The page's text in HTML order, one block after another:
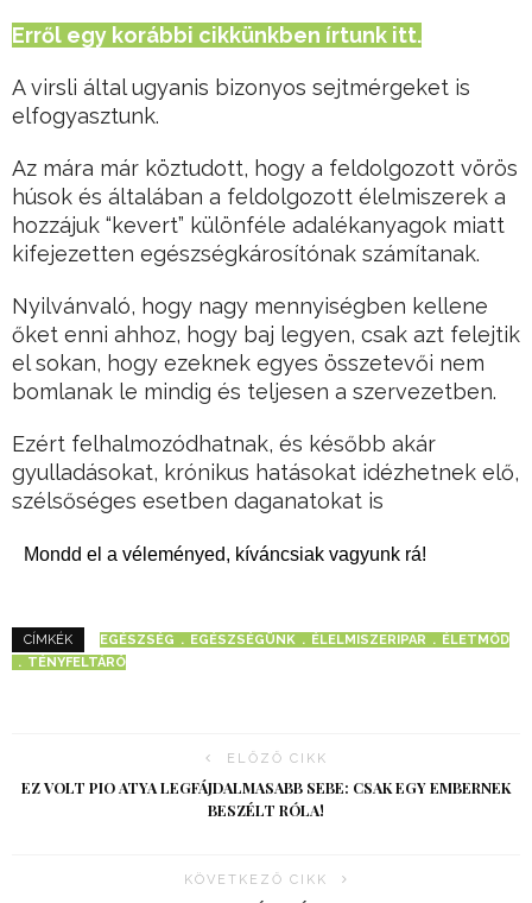
Erről egy korábbi cikkünkben írtunk itt.
A virsli által ugyanis bizonyos sejtmérgeket is
elfogyasztunk.
Az mára már köztudott, hogy a feldolgozott vörös
húsok és általában a feldolgozott élelmiszerek a
hozzájuk “kevert” különféle adalékanyagok miatt
kifejezetten egészségkárosítónak számítanak.
Nyilvánvaló, hogy nagy mennyiségben kellene
őket enni ahhoz, hogy baj legyen, csak azt felejtik
el sokan, hogy ezeknek egyes összetevői nem
bomlanak le mindig és teljesen a szervezetben.
Ezért felhalmozódhatnak, és később akár
gyulladásokat, krónikus hatásokat idézhetnek elő,
szélsőséges esetben daganatokat is
Mondd el a véleményed, kíváncsiak vagyunk rá!
CÍMKÉK EGÉSZSÉG EGÉSZSÉGÜNK ÉLELMISZERIPAR
ÉLETMÓD
TÉNYFELTÁRÓ
ELŐZŐ CIKK
EZ VOLT PIO ATYA LEGFÁJDALMASABB SEBE: CSAK EGY EMBERNEK
BESZÉLT RÓLA!
KÖVETKEZŐ CIKK